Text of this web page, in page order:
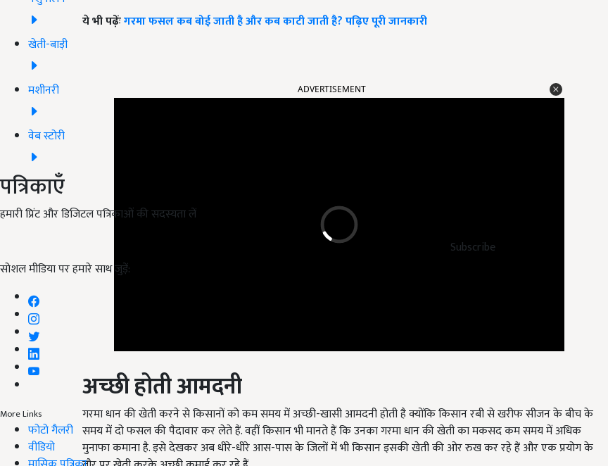
खेती-बाड़ी
मशीनरी
वेब स्टोरी
पत्रिकाएँ
हमारी प्रिंट और डिजिटल पत्रिकाओं की सदस्यता लें
Subscribe
सोशल मीडिया पर हमारे साथ जुड़ें:
More Links
फोटो गैलरी
वीडियो
ये भी पढ़ेंःगरमा फसल कब बोई जाती है और कब काटी जाती है? पढ़िए पूरी जानकारी
अच्छी होती आमदनी
गरमा धान की खेती करने से किसानों को कम समय में अच्छी-खासी आमदनी होती है क्योंकि किसान रबी से खरीफ सीजन के बीच के
समय में दो फसल की पैदावार कर लेते हैं. वहीं किसान भी मानते हैं कि उनका गरमा धान की खेती का मकसद कम समय में अधिक
मुनाफा कमाना है. इसे देखकर अब धीरे-धीरे आस-पास के जिलों में भी किसान इसकी खेती की ओर रुख कर रहे हैं और एक प्रयोग के
तौर पर खेती करके अच्छी कमाई कर रहे हैं.